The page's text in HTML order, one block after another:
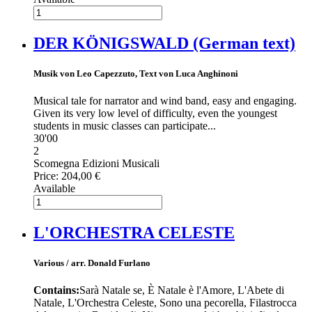
DER KÖNIGSWALD (German text)
Musik von Leo Capezzuto, Text von Luca Anghinoni
Musical tale for narrator and wind band, easy and engaging.
Given its very low level of difficulty, even the youngest
students in music classes can participate...
30'00
2
Scomegna Edizioni Musicali
Price: 204,00 €
Available
L'ORCHESTRA CELESTE
Various / arr. Donald Furlano
Contains:Sarà Natale se, È Natale è l'Amore, L'Abete di
Natale, L'Orchestra Celeste, Sono una pecorella, Filastrocca